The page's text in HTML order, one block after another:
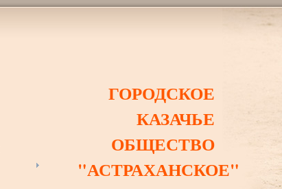
ГОРОДСКОЕ
КАЗАЧЬЕ
ОБЩЕСТВО
"АСТРАХАНСКОЕ"